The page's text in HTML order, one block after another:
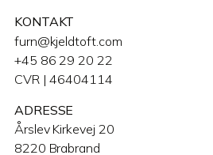
KONTAKT
furn@kjeldtoft.com
+45 86 29 20 22
CVR | 46404114
ADRESSE
Årslev Kirkevej 20
8220 Brabrand